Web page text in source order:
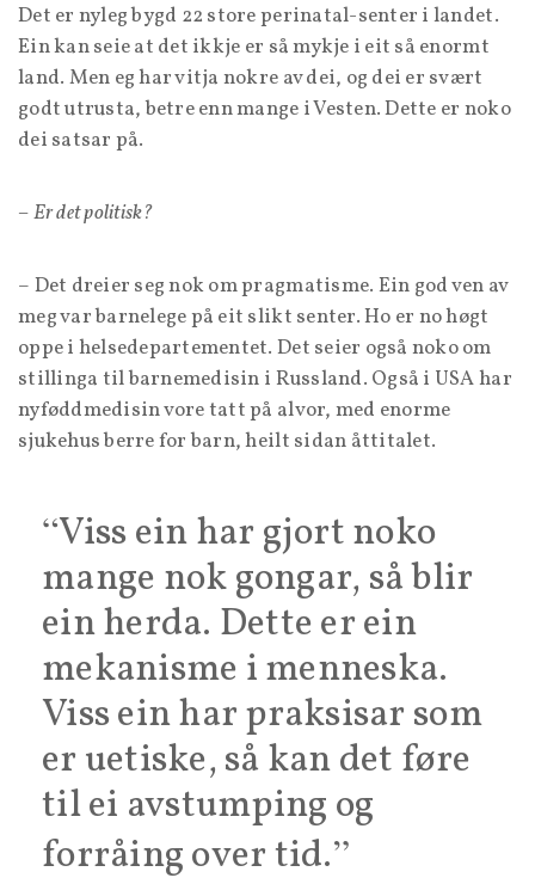
Det er nyleg bygd 22 store perinatal-senter i landet.
Ein kan seie at det ikkje er så mykje i eit så enormt
land. Men eg har vitja nokre av dei, og dei er svært
godt utrusta, betre enn mange i Vesten. Dette er noko
dei satsar på.
– Er det politisk?
– Det dreier seg nok om pragmatisme. Ein god ven av
meg var barnelege på eit slikt senter. Ho er no høgt
oppe i helsedepartementet. Det seier også noko om
stillinga til barnemedisin i Russland. Også i USA har
nyføddmedisin vore tatt på alvor, med enorme
sjukehus berre for barn, heilt sidan åttitalet.
Viss ein har gjort noko
mange nok gongar, så blir
ein herda. Dette er ein
mekanisme i menneska.
Viss ein har praksisar som
er uetiske, så kan det føre
til ei avstumping og
forråing over tid.